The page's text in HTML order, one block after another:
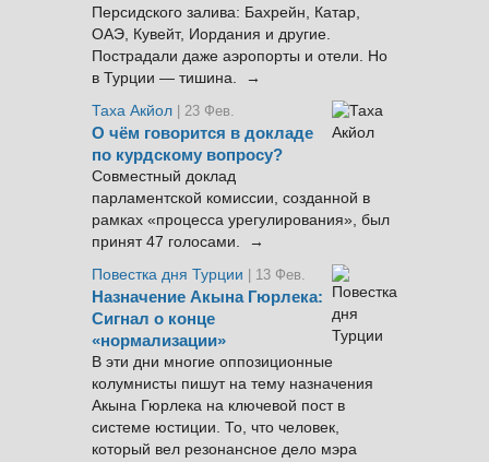
Персидского залива: Бахрейн, Катар,
ОАЭ, Кувейт, Иордания и другие.
Пострадали даже аэропорты и отели. Но
в Турции — тишина. →
Таха Акйол | 23 Фев.
О чём говорится в докладе
по курдскому вопросу?
Совместный доклад
парламентской комиссии, созданной в
рамках «процесса урегулирования», был
принят 47 голосами. →
Повестка дня Турции
| 13 Фев.
Назначение Акына Гюрлека:
Сигнал о конце
«нормализации»
В эти дни многие оппозиционные
колумнисты пишут на тему назначения
Акына Гюрлека на ключевой пост в
системе юстиции. То, что человек,
который вел резонансное дело мэра